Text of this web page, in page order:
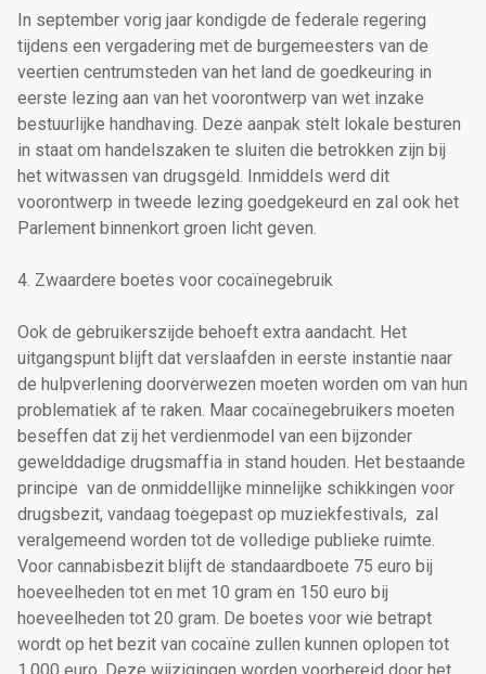
In september vorig jaar kondigde de federale regering
tijdens een vergadering met de burgemeesters van de
veertien centrumsteden van het land de goedkeuring in
eerste lezing aan van het voorontwerp van wet inzake
bestuurlijke handhaving. Deze aanpak stelt lokale besturen
in staat om handelszaken te sluiten die betrokken zijn bij
het witwassen van drugsgeld. Inmiddels werd dit
voorontwerp in tweede lezing goedgekeurd en zal ook het
Parlement binnenkort groen licht geven.
4. Zwaardere boetes voor cocaïnegebruik
Ook de gebruikerszijde behoeft extra aandacht. Het
uitgangspunt blijft dat verslaafden in eerste instantie naar
de hulpverlening doorverwezen moeten worden om van hun
problematiek af te raken. Maar cocaïnegebruikers moeten
beseffen dat zij het verdienmodel van een bijzonder
gewelddadige drugsmaffia in stand houden. Het bestaande
principe van de onmiddellijke minnelijke schikkingen voor
drugsbezit, vandaag toegepast op muziekfestivals, zal
veralgemeend worden tot de volledige publieke ruimte.
Voor cannabisbezit blijft de standaardboete 75 euro bij
hoeveelheden tot en met 10 gram en 150 euro bij
hoeveelheden tot 20 gram. De boetes voor wie betrapt
wordt op het bezit van cocaïne zullen kunnen oplopen tot